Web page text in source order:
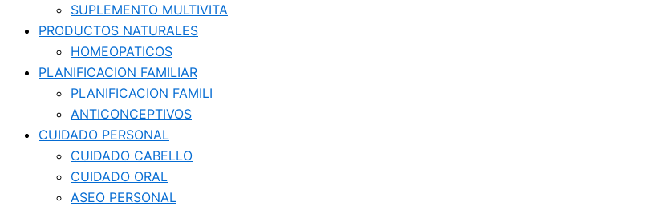
SUPLEMENTO MULTIVITA
PRODUCTOS NATURALES
HOMEOPATICOS
PLANIFICACION FAMILIAR
PLANIFICACION FAMILI
ANTICONCEPTIVOS
CUIDADO PERSONAL
CUIDADO CABELLO
CUIDADO ORAL
ASEO PERSONAL